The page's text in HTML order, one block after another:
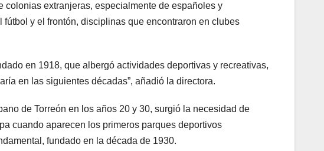
extranjeras, especialmente de españoles y
y el frontón, disciplinas que encontraron en clubes
en 1918, que albergó actividades deportivas y recreativas,
en las siguientes décadas”, añadió la directora.
de Torreón en los años 20 y 30, surgió la necesidad de
cuando aparecen los primeros parques deportivos
fundado en la década de 1930.